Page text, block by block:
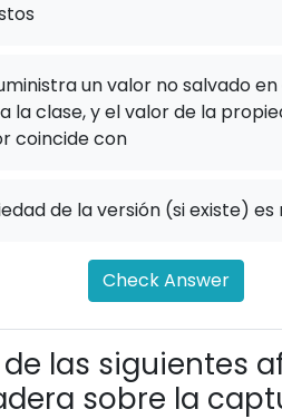
un valor no salvado
la clase, y el valor de la
coincide con
de la versión (si existe) es
Check Answer
de las siguientes
sobre la